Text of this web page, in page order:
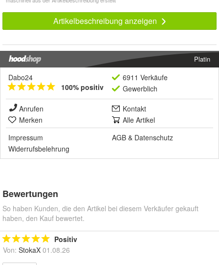
Artikelbeschreibung anzeigen
Platin
Dabo24
100% positiv
6911 Verkäufe
Gewerblich
Anrufen
Kontakt
Merken
Alle Artikel
Impressum
AGB & Datenschutz
Widerrufsbelehrung
Bewertungen
So haben Kunden, die den Artikel bei diesem Verkäufer gekauft
haben, den Kauf bewertet.
Positiv
Von: StokaX 01.08.26